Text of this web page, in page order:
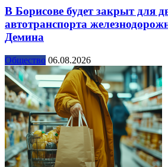
В Борисове будет закрыт для
автотранспорта
Демина
Общество 06.08.2026